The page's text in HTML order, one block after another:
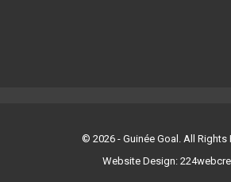
© 2026 - Guinée Goal. All Rights
Website Design: